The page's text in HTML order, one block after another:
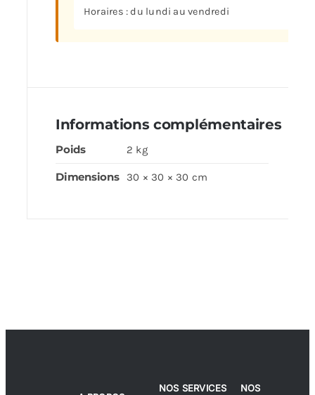
Horaires : du lundi au vendredi
Informations complémentaires
Poids 2 kg
Dimensions 30 × 30 × 30 cm
NOS SERVICES NOS